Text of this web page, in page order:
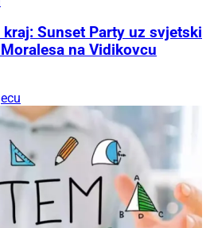
Sunset Party uz svjetski
na Vidikovcu